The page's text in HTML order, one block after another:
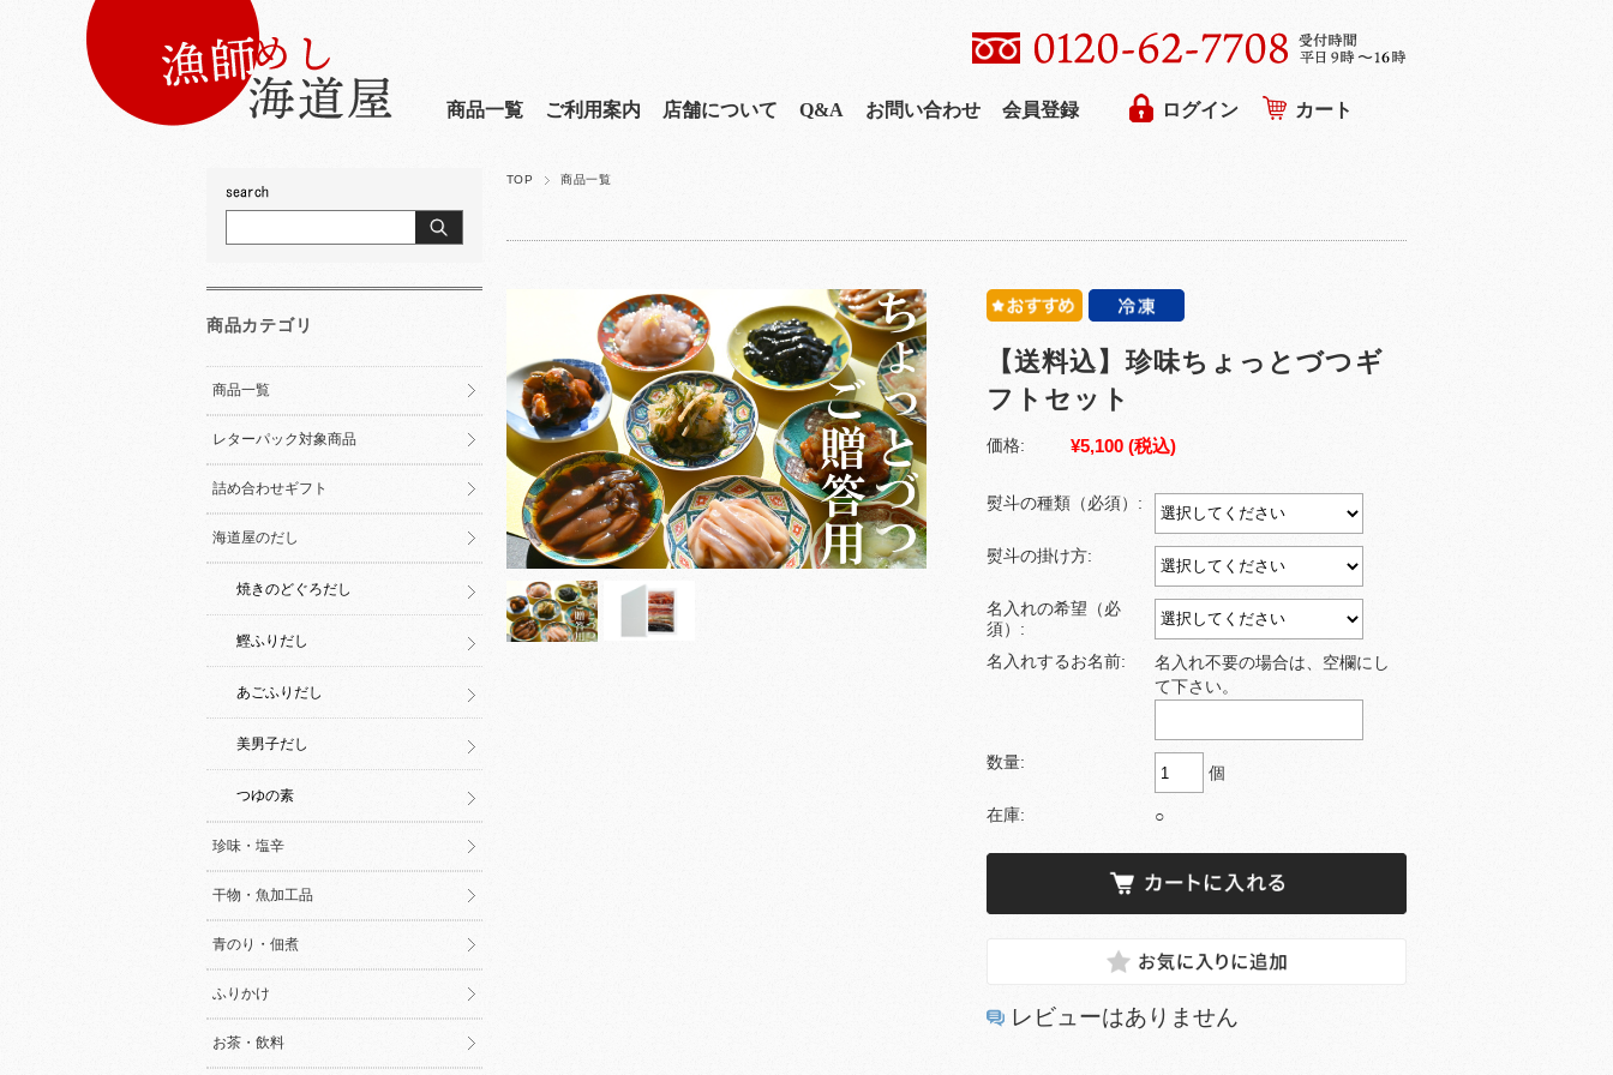
商品一覧 ご利用案内 店舗について Q&A お問い合わせ 会員登録 ログイン カート
TOP 商品一覧
【送料込】珍味ちょっとづつギ
フトセット
価格: ¥5,100 (税込)
熨斗の種類（必須）:
熨斗の掛け方:
名入れの希望（必
須）:
名入れするお名前:
名入れ不要の場合は、空欄にし
て下さい。
数量:
個
在庫: ○
レビューはありません
商品カテゴリ
商品一覧
レターパック対象商品
詰め合わせギフト
海道屋のだし
焼きのどぐろだし
鰹ふりだし
あごふりだし
美男子だし
つゆの素
珍味・塩辛
干物・魚加工品
青のり・佃煮
ふりかけ
お茶・飲料